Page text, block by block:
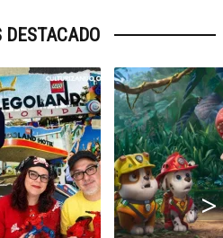
DESTACADO